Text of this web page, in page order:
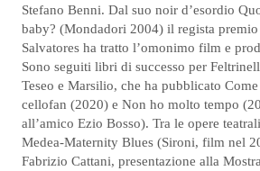
Stefano Benni. Dal suo noir d’esordio
baby? (Mondadori 2004) il regista premio
Salvatores ha tratto l’omonimo film e
Sono seguiti libri di successo per
Teseo e Marsilio, che ha pubblicato
cellofan (2020) e Non ho molto tempo
all’amico Ezio Bosso). Tra le opere
Medea-Maternity Blues (Sironi, film nel
Fabrizio Cattani, presentazione alla